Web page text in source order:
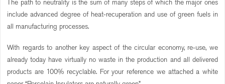
The path to neutrality is the sum of many steps of which the major ones
include advanced degree of heat-recuperation and use of green fuels in
all manufacturing processes.
With regards to another key aspect of the circular economy, re-use, we
already today have virtually no waste in the production and all delivered
products are 100% recyclable. For your reference we attached a white